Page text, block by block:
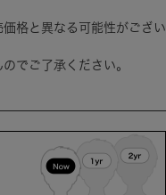
格と異なる可能性がござい
でご了承ください。